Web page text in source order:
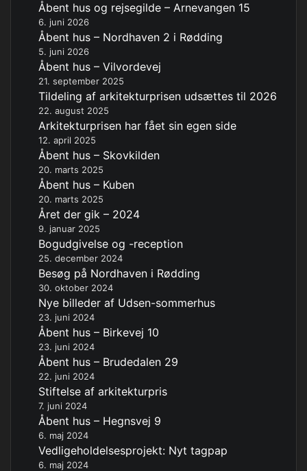
Åbent hus og rejsegilde – Arnevangen 15
6. juni 2026
Åbent hus – Nordhaven 2 i Rødding
5. juni 2026
Åbent hus – Vilvordevej
21. september 2025
Tildeling af arkitekturprisen udsættes til 2026
22. august 2025
Arkitekturprisen har fået sin egen side
12. april 2025
Åbent hus – Skovkilden
20. marts 2025
Åbent hus – Kuben
20. marts 2025
Året der gik – 2024
9. januar 2025
Bogudgivelse og -reception
25. december 2024
Besøg på Nordhaven i Rødding
30. oktober 2024
Nye billeder af Udsen-sommerhus
23. juni 2024
Åbent hus – Birkevej 10
23. juni 2024
Åbent hus – Brudedalen 29
22. juni 2024
Stiftelse af arkitekturpris
7. juni 2024
Åbent hus – Hegnsvej 9
6. maj 2024
Vedligeholdelsesprojekt: Nyt tagpap
6. maj 2024